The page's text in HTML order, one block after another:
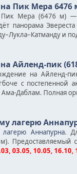
Пик Мера 6476
Мера (6476 м) —
панорама
и
Айленд-пик
на Айленд-
с
Ама-Даблам. Полная
лагерю
Аннапурна.
03.05, 10.05, 16.10,